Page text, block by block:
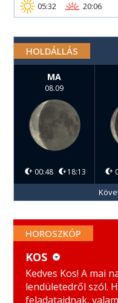
05:32 20:06
HOLDÁLLÁS
MA
08.09
00:48 18:13
HOROSZKÓP
KOS
BIKA
KOS
Kedves Kos! A mai
lendületedről szól.
feladataidnak,